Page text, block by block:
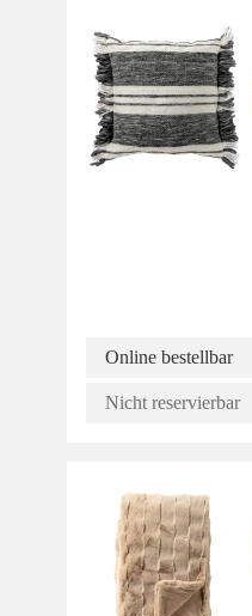
Online bestellbar
Nicht reservierbar